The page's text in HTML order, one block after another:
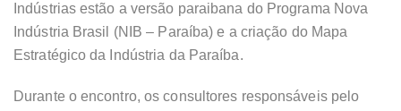
Indústrias estão a versão paraibana do Programa Nova
Indústria Brasil (NIB – Paraíba) e a criação do Mapa
Estratégico da Indústria da Paraíba.
Durante o encontro, os consultores responsáveis pelo